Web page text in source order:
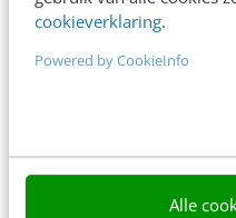
cookieverklaring.
Powered by CookieInfo
Alle
Werken bij